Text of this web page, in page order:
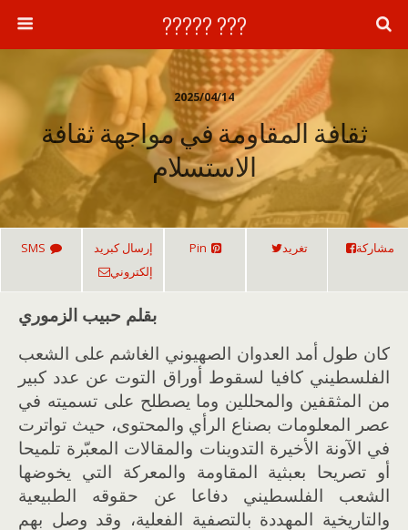
??? ?????
2025/04/14
ثقافة المقاومة في مواجهة ثقافة
الاستسلام
مشاركة تغريد Pin
إرسال كبريد
إلكتروني
SMS
بقلم حبيب الزموري
كان طول أمد العدوان الصهيوني الغاشم على الشعب
الفلسطيني كافيا لسقوط أوراق التوت عن عدد كبير
من المثقفين والمحللين وما يصطلح على تسميته في
عصر المعلومات بصناع الرأي والمحتوى، حيث تواترت
في الآونة الأخيرة التدوينات والمقالات المعبّرة تلميحا
أو تصريحا بعبثية المقاومة والمعركة التي يخوضها
الشعب الفلسطيني دفاعا عن حقوقه الطبيعية
والتاريخية المهددة بالتصفية الفعلية، وقد وصل بهم